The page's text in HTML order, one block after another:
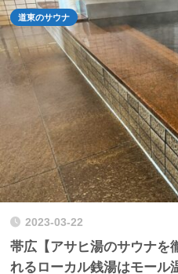
2023-03-22
帯広【アサヒ湯のサウナを
れるローカル銭湯はモール
道東のサウナ